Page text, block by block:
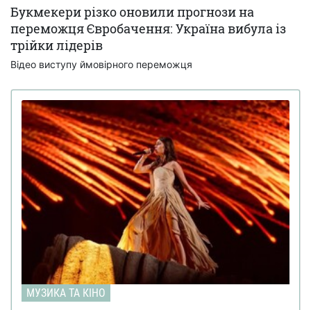
Букмекери різко оновили прогнози на
переможця Євробачення: Україна вибула із
трійки лідерів
Відео виступу ймовірного переможця
МУЗИКА ТА КІНО